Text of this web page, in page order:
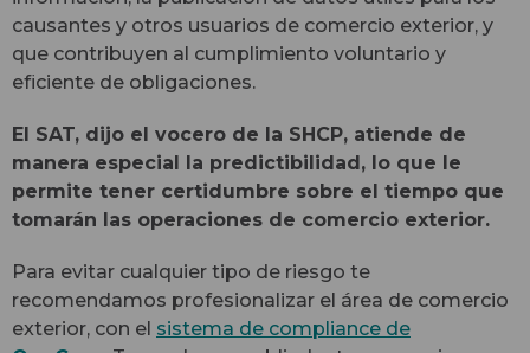
causantes y otros usuarios de comercio exterior, y
que contribuyen al cumplimiento voluntario y
eficiente de obligaciones.
El SAT, dijo el vocero de la SHCP, atiende de
manera especial la predictibilidad, lo que le
permite tener certidumbre sobre el tiempo que
tomarán las operaciones de comercio exterior.
Para evitar cualquier tipo de riesgo te
recomendamos profesionalizar el área de comercio
exterior, con el sistema de compliance de